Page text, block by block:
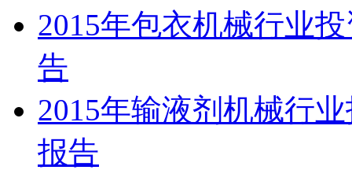
2015年包衣机械行业
告
2015年输液剂机械行
报告